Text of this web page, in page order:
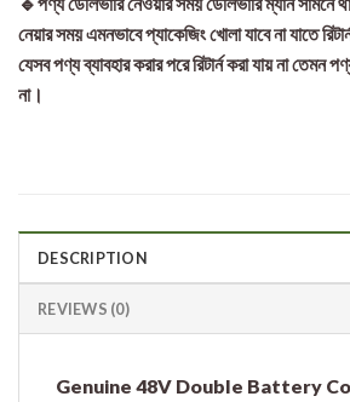
নেয়ার সময় এমনভাবে প্যাকেজিং খোলা যাবে না যাতে
যেসব পণ্য ব্যাবহার করার পরে রিটার্ন করা যায় না তেমন
না।
DESCRIPTION
REVIEWS (0)
Genuine 48V Double Battery